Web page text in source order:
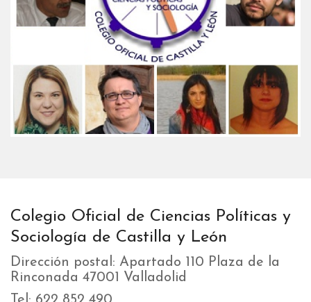
Colegio Oficial de Ciencias Políticas y
Sociología de Castilla y León
Dirección postal: Apartado 110 Plaza de la
Rinconada 47001 Valladolid